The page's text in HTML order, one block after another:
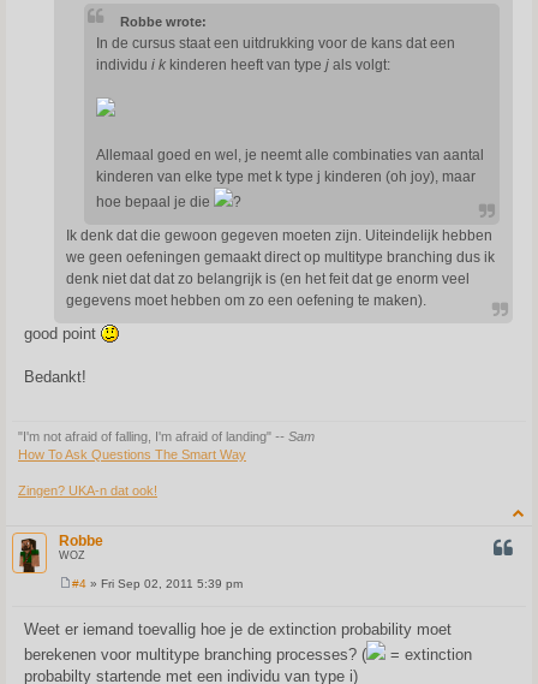
Robbe wrote:
In de cursus staat een uitdrukking voor de kans dat een
individu i k kinderen heeft van type j als volgt:
Allemaal goed en wel, je neemt alle combinaties van aantal
kinderen van elke type met k type j kinderen (oh joy), maar
hoe bepaal je die
?
Ik denk dat die gewoon gegeven moeten zijn. Uiteindelijk hebben
we geen oefeningen gemaakt direct op multitype branching dus ik
denk niet dat dat zo belangrijk is (en het feit dat ge enorm veel
gegevens moet hebben om zo een oefening te maken).
good point
Bedankt!
"I'm not afraid of falling, I'm afraid of landing" -- Sam
How To Ask Questions The Smart Way
Zingen? UKA-n dat ook!
Robbe
WOZ
t
#4» Fri Sep 02, 2011 5:39 pm
Weet er iemand toevallig hoe je de extinction probability moet
berekenen voor multitype branching processes? (
= extinction
probabilty startende met een individu van type i)